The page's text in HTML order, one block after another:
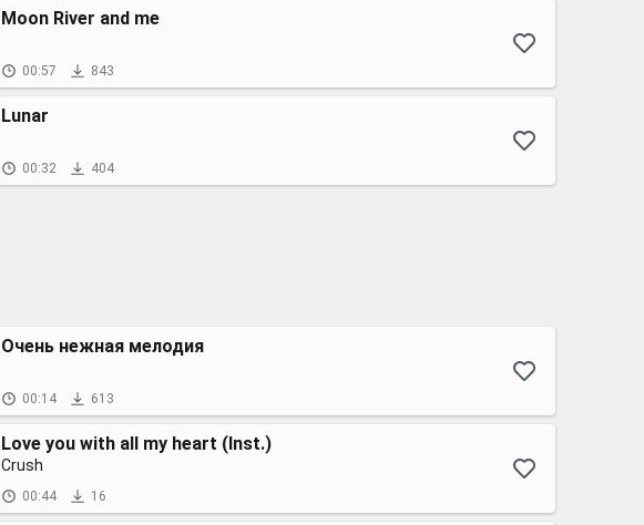
Moon River and me
00:57 843
Lunar
00:32 404
Очень нежная мелодия
00:14 613
Love you with all my heart (Inst.)
Crush
00:44 16